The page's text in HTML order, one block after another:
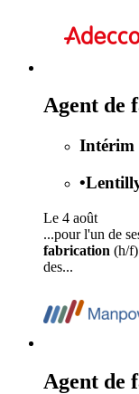
Agent de
Intérim
•
Le 4 août
...pour l'un de
fabrication (h/
des...
Agent de